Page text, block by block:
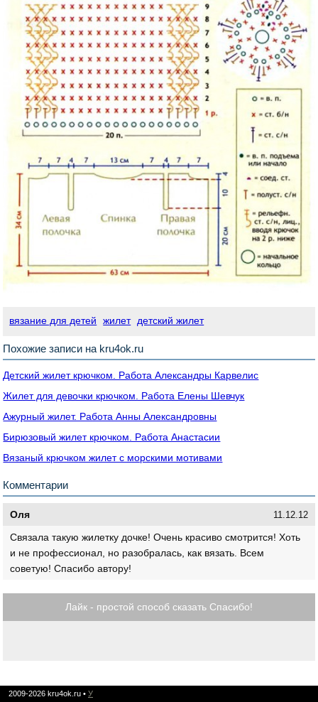
вязание для детей жилет детский жилет
Похожие записи на kru4ok.ru
Детский жилет крючком. Работа Александры Карвелис
Жилет для девочки крючком. Работа Елены Шевчук
Ажурный жилет. Работа Анны Александровны
Бирюзовый жилет крючком. Работа Анастасии
Вязаный крючком жилет с морскими мотивами
Комментарии
Оля 11.12.12
Связала такую жилетку дочке! Очень красиво смотрится! Хоть
и не профессионал, но разобралась, как вязать. Всем
советую! Спасибо автору!
Лайк - простой способ сказать Спасибо!
2009-2026 kru4ok.ru • У